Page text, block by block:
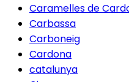
Caramelles de
Carbassa
Carboneig
Cardona
catalunya